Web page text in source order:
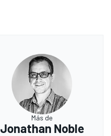
Más de
Jonathan Noble